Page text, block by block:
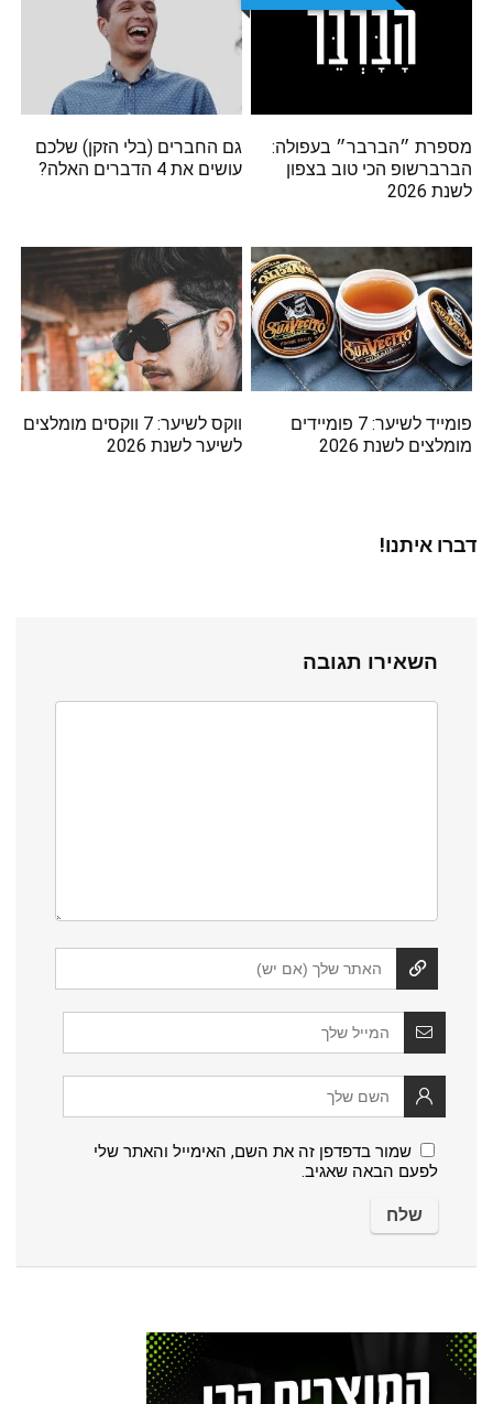
מספרת ״הברבר״ בעפולה:
הברברשופ הכי טוב בצפון
לשנת 2026
גם החברים (בלי הזקן) שלכם
עושים את 4 הדברים האלה?
פומייד לשיער: 7 פומיידים
מומלצים לשנת 2026
ווקס לשיער: 7 ווקסים מומלצים
לשיער לשנת 2026
דברו איתנו!
השאירו תגובה
שמור בדפדפן זה את השם, האימייל והאתר שלי
לפעם הבאה שאגיב.